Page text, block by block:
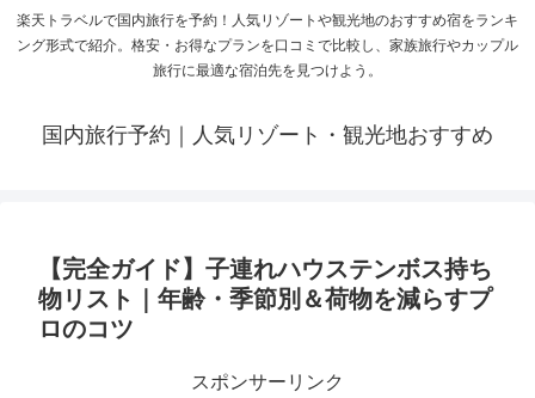
楽天トラベルで国内旅行を予約！人気リゾートや観光地のおすすめ宿をランキ
ング形式で紹介。格安・お得なプランを口コミで比較し、家族旅行やカップル
旅行に最適な宿泊先を見つけよう。
国内旅行予約｜人気リゾート・観光地おすすめ
【完全ガイド】子連れハウステンボス持ち
物リスト｜年齢・季節別＆荷物を減らすプ
ロのコツ
スポンサーリンク